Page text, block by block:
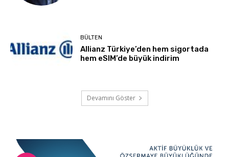
BÜLTEN
Allianz Türkiye’den hem sigortada
hem eSIM’de büyük indirim
Devamını Göster